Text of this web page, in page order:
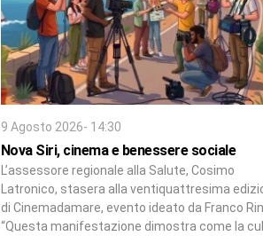
9 Agosto 2026- 14:30
Nova Siri, cinema e benessere sociale
L’assessore regionale alla Salute, Cosimo
Latronico, stasera alla ventiquattresima
di Cinemadamare, evento ideato da Franco
“Questa manifestazione dimostra come la